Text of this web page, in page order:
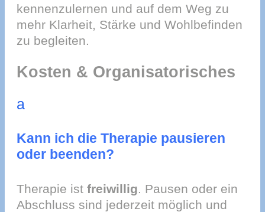
kennenzulernen und auf dem Weg zu
mehr Klarheit, Stärke und Wohlbefinden
zu begleiten.
Kosten & Organisatorisches
a
Kann ich die Therapie pausieren
oder beenden?
Therapie ist freiwillig. Pausen oder ein
Abschluss sind jederzeit möglich und